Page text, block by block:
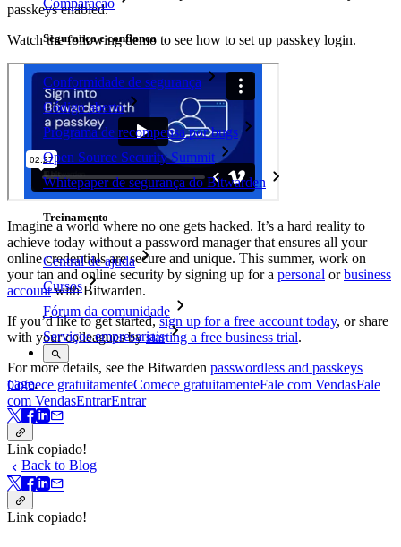
Segurança e confiança
Conformidade de segurança
Código aberto
Programa de recompensa por bugs
Open Source Security Summit
Whitepaper de segurança do Bitwarden
Treinamento
Central de ajuda
Cursos
Fórum da comunidade
Serviços empresariais
Comece gratuitamenteComece gratuitamenteFale com VendasFale
com VendasEntrarEntrar
passkeys enabled.
Watch the following demo to see how to set up passkey login.
Imagine a world where no one gets hacked. It’s a hard reality to
achieve today without a password manager that ensures all your
online credentials are secure and unique. This summer, work on
your tan and online security by signing up for a personal orbusiness
accountwith Bitwarden.
If you’d like to get started,sign up for a free account today, or share
with your colleagues bystarting a free business trial.
For more details, see the Bitwarden passwordless and passkeys
page.
Link copiado!
Back to Blog
Link copiado!